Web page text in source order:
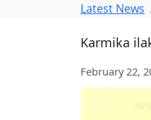
Latest News
Karmika
February 22,